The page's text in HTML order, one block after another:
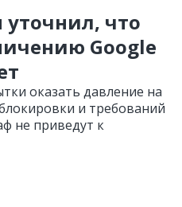
что
Google
оказать давление на
и требований
не приведут к